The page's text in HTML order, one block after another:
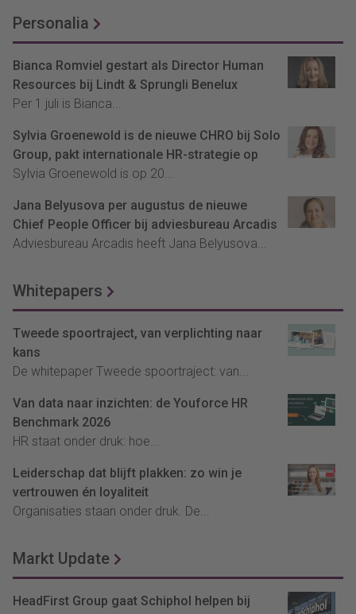
Personalia
Bianca Romviel gestart als Director Human
Resources bij Lindt & Sprungli Benelux
Per 1 juli is Bianca...
Sylvia Groenewold is de nieuwe CHRO bij Solo
Group, pakt internationale HR-strategie op
Sylvia Groenewold is op 20...
Jana Belyusova per augustus de nieuwe
Chief People Officer bij adviesbureau Arcadis
Adviesbureau Arcadis heeft Jana Belyusova...
Whitepapers
Tweede spoortraject, van verplichting naar
kans
De whitepaper Tweede spoortraject: van...
Van data naar inzichten: de Youforce HR
Benchmark 2026
HR staat onder druk: hoe...
Leiderschap dat blijft plakken: zo win je
vertrouwen én loyaliteit
Organisaties staan onder druk. De...
Markt Update
HeadFirst Group gaat Schiphol helpen bij